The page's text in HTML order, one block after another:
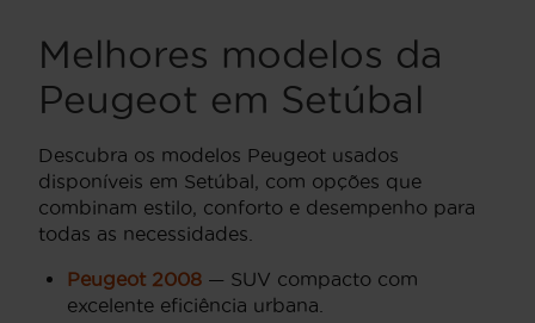
Melhores modelos da
Peugeot em Setúbal
Descubra os modelos Peugeot usados
disponíveis em Setúbal, com opções que
combinam estilo, conforto e desempenho para
todas as necessidades.
Peugeot 2008 — SUV compacto com
excelente eficiência urbana.